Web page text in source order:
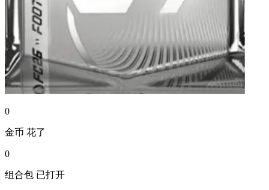
0
金币 花了
0
组合包 已打开